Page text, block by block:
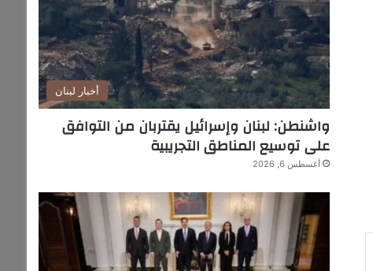
أخبار لبنان
واشنطن: لبنان وإسرائيل يقتربان من التوافق
على توسيع المناطق التجريبية
أغسطس 6, 2026